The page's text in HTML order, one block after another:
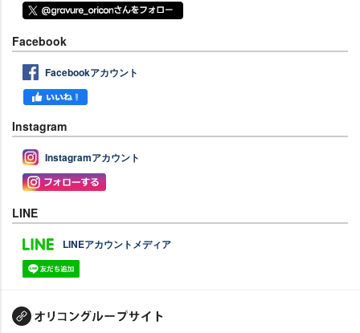
Facebook
Facebookアカウント
Instagram
Instagramアカウント
LINE
LINEアカウントメディア